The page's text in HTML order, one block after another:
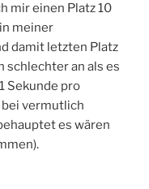
mir einen Platz 10
meiner
damit letzten Platz
schlechter an als es
Sekunde pro
vermutlich
es wären